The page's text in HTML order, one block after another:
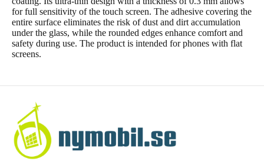
for full sensitivity of the touch screen. The adhesive covering the
entire surface eliminates the risk of dust and dirt accumulation
under the glass, while the rounded edges enhance comfort and
safety during use. The product is intended for phones with flat
screens.